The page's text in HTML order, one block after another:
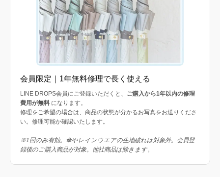
会員限定｜1年無料修理で長く使える
LINE DROPS会員にご登録いただくと、 ご購入から1年以内の修理
費用が無料 になります。
修理をご希望の場合は、商品の状態が分かるお写真をお送りくださ
い。修理可能か確認いたします。
※1回のみ有効。傘やレインウエアの生地破れは対象外。会員登
録後のご購入商品が対象。他社商品は除きます。